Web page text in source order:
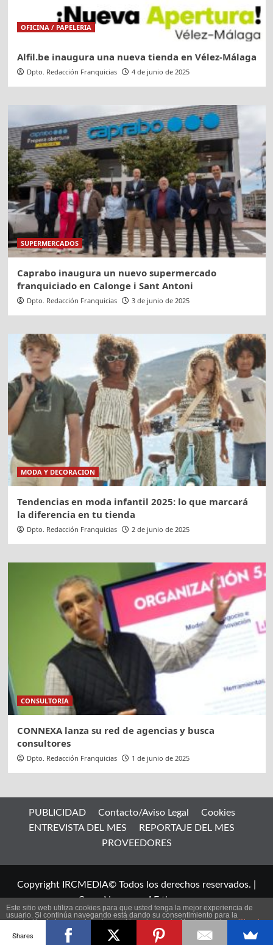
OFICINA / PAPELERIA
Alfil.be inaugura una nueva tienda en Vélez-Málaga
Dpto. Redacción Franquicias 4 de junio de 2025
SUPERMERCADOS
Caprabo inaugura un nuevo supermercado
franquiciado en Calonge i Sant Antoni
Dpto. Redacción Franquicias 3 de junio de 2025
MODA Y DECORACION
Tendencias en moda infantil 2025: lo que marcará
la diferencia en tu tienda
Dpto. Redacción Franquicias 2 de junio de 2025
CONSULTORIA
CONNEXA lanza su red de agencias y busca
consultores
Dpto. Redacción Franquicias 1 de junio de 2025
PUBLICIDAD Contacto/Aviso Legal
Cookies
ENTREVISTA DEL MES
REPORTAJE DEL MES
PROVEEDORES
Copyright IRCMEDIA© Todos los derechos reservados.
CoverNewspor AF themes.
Este sitio web utiliza cookies para que usted tenga la mejor experiencia de
usuario. Si continúa navegando está dando su consentimiento para la
aceptación de las mencionadas cookies y la aceptación de nuestrapolítica de
, pinche el enlace para mayor información.
plugin cookies
Shares